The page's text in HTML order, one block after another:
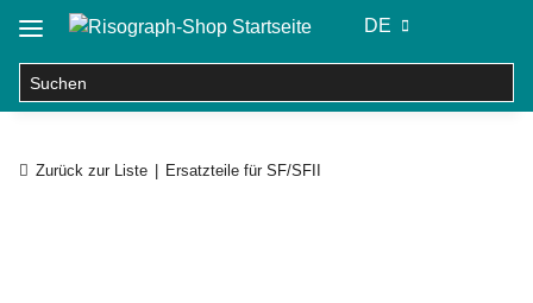
DE
Zurück zur Liste Ersatzteile für SF/SFII